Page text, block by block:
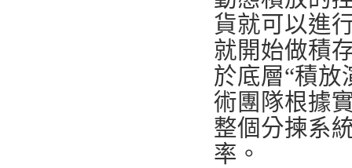
貨就可以進
就開始做積
於底層“積放
術團隊根據
整個分揀系
率。